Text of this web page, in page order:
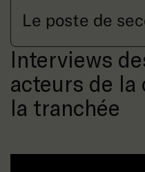
Le poste de
Interviews
acteurs de
la tranchée